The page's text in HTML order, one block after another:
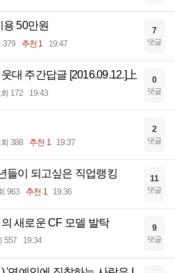
50만원
379 추천 1 19:47
7
댓글
대 주간답글 [2016.09.12.]上
172 19:43
0
댓글
388 추천 1 19:37
2
댓글
들이 되고싶은 직업랭킹
963 추천 1 19:36
11
댓글
새로운 CF 모델 발탁
557 19:34
9
댓글